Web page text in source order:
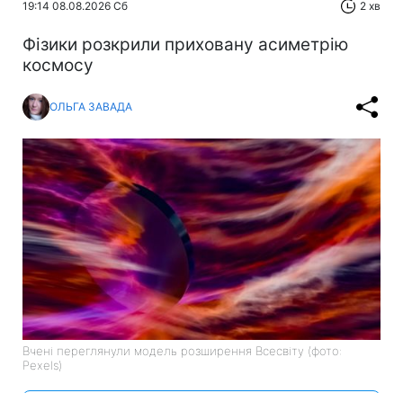
19:14 08.08.2026 Сб 2 хв
Фізики розкрили приховану асиметрію
космосу
ОЛЬГА ЗАВАДА
Вчені переглянули модель розширення Всесвіту (фото:
Pexels)